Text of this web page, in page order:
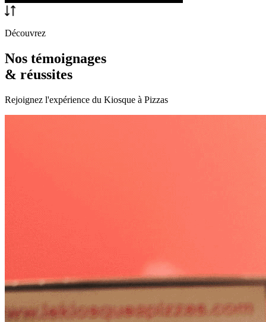
Découvrez
Nos témoignages
& réussites
Rejoignez l'expérience du Kiosque à Pizzas